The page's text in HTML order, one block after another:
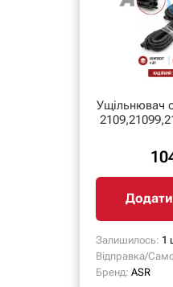
Ущільнювач
Залишилось: 1
Відправка/
Бренд: ASR